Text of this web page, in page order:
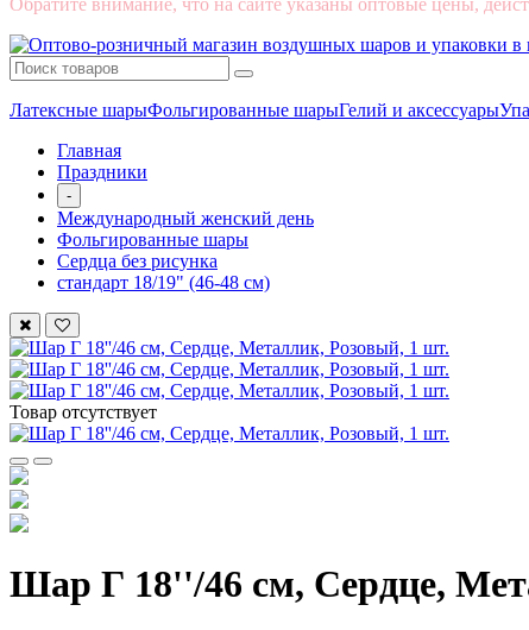
Обратите внимание, что на сайте указаны оптовые цены,
Латексные шарыФольгированные шарыГелий и аксессуары
Главная
Праздники
-
Международный женский день
Фольгированные шары
Сердца без рисунка
стандарт 18/19" (46-48 см)
Товар отсутствует
Шар Г 18''/46 см, Сердце,